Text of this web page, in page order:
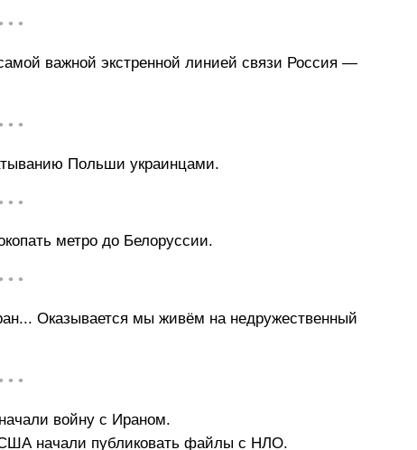
• • •
важной экстренной линией связи Россия —
• • •
Польши украинцами.
• • •
метро до Белоруссии.
• • •
Оказывается мы живём на недружественный
• • •
войну с Ираном.
начали публиковать файлы с НЛО.